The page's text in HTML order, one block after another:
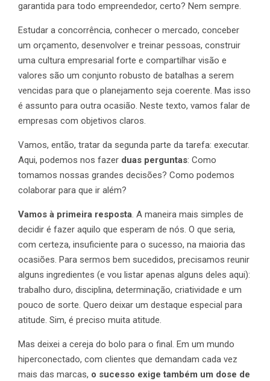
garantida para todo empreendedor, certo? Nem sempre.
Estudar a concorrência, conhecer o mercado, conceber
um orçamento, desenvolver e treinar pessoas, construir
uma cultura empresarial forte e compartilhar visão e
valores são um conjunto robusto de batalhas a serem
vencidas para que o planejamento seja coerente. Mas isso
é assunto para outra ocasião. Neste texto, vamos falar de
empresas com objetivos claros.
Vamos, então, tratar da segunda parte da tarefa: executar.
Aqui, podemos nos fazer duas perguntas: Como
tomamos nossas grandes decisões? Como podemos
colaborar para que ir além?
Vamos à primeira resposta. A maneira mais simples de
decidir é fazer aquilo que esperam de nós. O que seria,
com certeza, insuficiente para o sucesso, na maioria das
ocasiões. Para sermos bem sucedidos, precisamos reunir
alguns ingredientes (e vou listar apenas alguns deles aqui):
trabalho duro, disciplina, determinação, criatividade e um
pouco de sorte. Quero deixar um destaque especial para
atitude. Sim, é preciso muita atitude.
Mas deixei a cereja do bolo para o final. Em um mundo
hiperconectado, com clientes que demandam cada vez
mais das marcas, o sucesso exige também um dose de